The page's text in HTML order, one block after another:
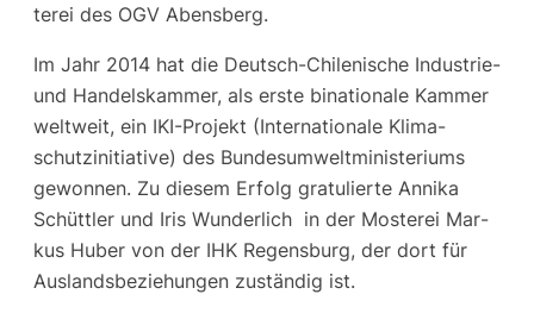
te­rei des OGV Abensberg.
Im Jahr 2014 hat die Deutsch-Chi­le­ni­sche Indus­trie-
und Han­dels­kam­mer, als ers­te bina­tio­na­le Kam­mer
welt­weit, ein IKI-Pro­jekt (Inter­na­tio­na­le Kli­ma­
schutz­in­itia­ti­ve) des Bun­des­um­welt­mi­nis­te­ri­ums
gewon­nen. Zu die­sem Erfolg gra­tu­lier­te Anni­ka
Schütt­ler und Iris Wun­der­lich in der Mos­te­rei Mar­
kus Huber von der IHK Regens­burg, der dort für
Aus­lands­be­zie­hun­gen zustän­dig ist.